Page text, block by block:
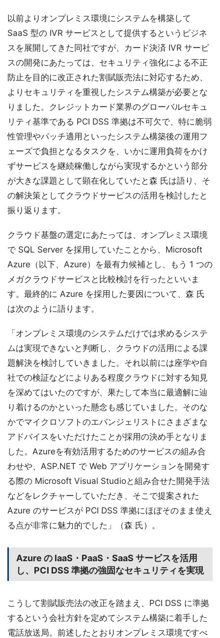
以前よりオンプレミス環境にシステムを構築して
SaaS 型の IVR サービスとして提供するというビジネ
スを展開してきた同社ですが、カード決済 IVR サービ
スの開発にあたっては、セキュリティ強化による不正
防止を目的に改正された割賦販売法に対応するため、
よりセキュリティを重視したシステム構築が必要とな
りました。クレジットカード業界のグローバルセキュ
リティ基準である PCI DSS 準拠は不可欠で、特に脆弱
性管理やパッチ適用といったシステム構築後の運用フ
ェーズで負担となるタスクを、いかに運用負荷をかけ
ずサービスを継続稼働しながら実現するかという部分
が大きな課題として顕在化していたと森 氏は語り、そ
の解決策としてクラウドサービスの活用を検討したと
振り返ります。
クラウド基盤の選定にあたっては、オンプレミス環境
で SQL Server を採用していたことから、Microsoft
Azure（以下、Azure）を最有力候補とし、もう 1 つの
メガクラウドサービスと比較検討を行ったといいま
す。最終的に Azure を採用した要因について、森 氏
は次のように語ります。
「オンプレミス環境のシステムだけでは求めるシステ
ムは実現できないと判断し、クラウドの活用による課
題解決を検討していきました。それ以前には座学や自
社での検証などによりある程度クラウドに対する知見
を深めてはいたのですが、果たして本当に最適解に辿
り着けるのかといった懸念も感じていました。そのな
かでマイクロソフトのエバンジェリストにさまざまな
アドバイスをいただけたことが採用の決め手となりま
した。Azureを有効活用するためのサービスの組み合
わせや、ASP.NET で Web アプリケーションを開発す
る際の Microsoft Visual Studioと組み合せた開発手法
などをレクチャーしていただき、そこで提案された
Azure のサービスが PCI DSS 準拠にほぼそのまま使え
る点が非常に魅力的でした」（森 氏）。
Azure の IaaS・PaaS・SaaS サービスを活用
し、PCI DSS 準拠の強固なセキュリティを実現
こうして割賦販売法の改正を踏まえ、PCI DSS に準拠
するという会社方針を定めてシステム構築に着手した
電話放送局。前述したとおりオンプレミス環境ですべ